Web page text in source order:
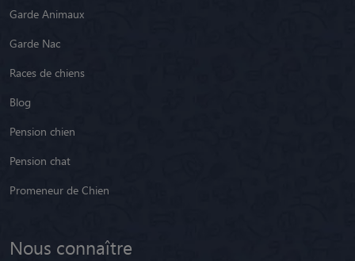
Garde Animaux
Garde Nac
Races de chiens
Blog
Pension chien
Pension chat
Promeneur de Chien
Nous connaître